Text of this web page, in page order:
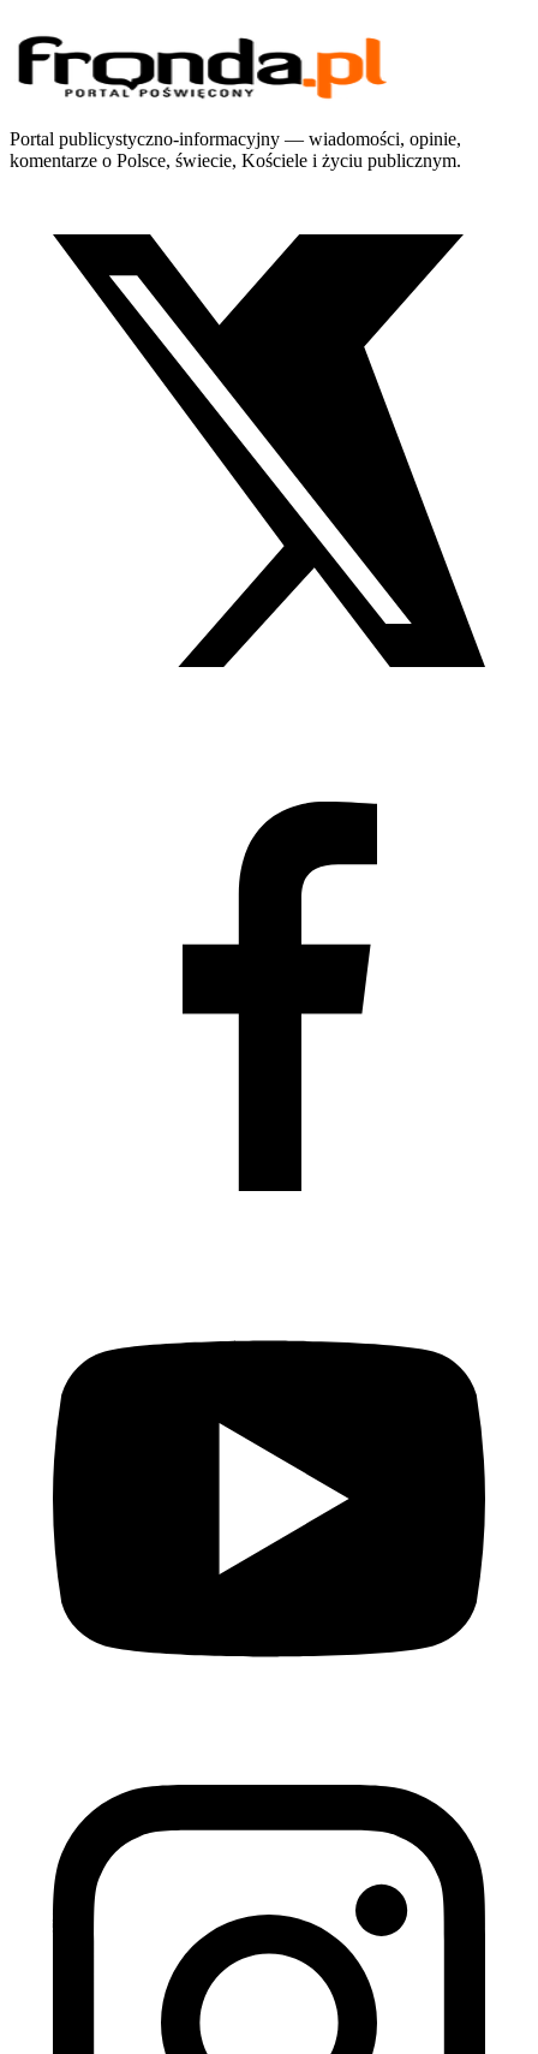
Portal publicystyczno-informacyjny — wiadomości, opinie,
komentarze o Polsce, świecie, Kościele i życiu publicznym.